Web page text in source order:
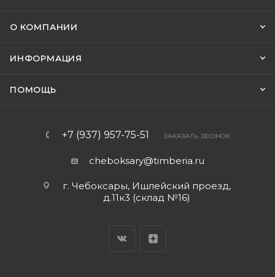
О КОМПАНИИ
ИНФОРМАЦИЯ
ПОМОЩЬ
+7 (937) 957-75-51 ЗАКАЗАТЬ ЗВОНОК
cheboksary@timberia.ru
г. Чебоксары, Ишлейский проезд,
д.11к3 (склад №16)